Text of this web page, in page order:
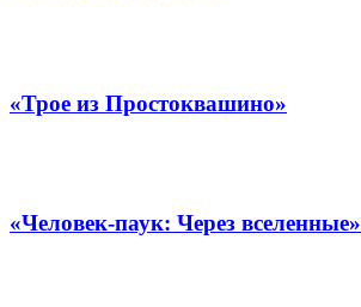
«Трое из Простоквашино»
«Человек-паук: Через вселенные»